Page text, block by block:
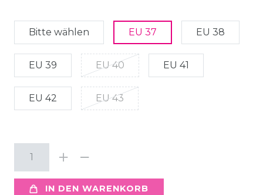
Bitte wählen EU 37 EU 38
EU 39 EU 40 EU 41
EU 42 EU 43
IN DEN WARENKORB